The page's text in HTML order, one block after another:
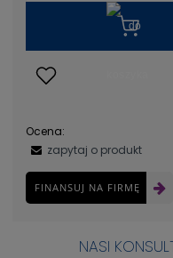
Ocena:
zapytaj o produkt
FINANSUJ NA FIRMĘ
NASI